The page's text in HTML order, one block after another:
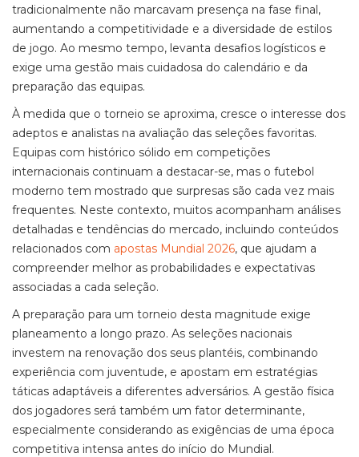
tradicionalmente não marcavam presença na fase final,
aumentando a competitividade e a diversidade de estilos
de jogo. Ao mesmo tempo, levanta desafios logísticos e
exige uma gestão mais cuidadosa do calendário e da
preparação das equipas.
À medida que o torneio se aproxima, cresce o interesse dos
adeptos e analistas na avaliação das seleções favoritas.
Equipas com histórico sólido em competições
internacionais continuam a destacar-se, mas o futebol
moderno tem mostrado que surpresas são cada vez mais
frequentes. Neste contexto, muitos acompanham análises
detalhadas e tendências do mercado, incluindo conteúdos
relacionados com apostas Mundial 2026, que ajudam a
compreender melhor as probabilidades e expectativas
associadas a cada seleção.
A preparação para um torneio desta magnitude exige
planeamento a longo prazo. As seleções nacionais
investem na renovação dos seus plantéis, combinando
experiência com juventude, e apostam em estratégias
táticas adaptáveis a diferentes adversários. A gestão física
dos jogadores será também um fator determinante,
especialmente considerando as exigências de uma época
competitiva intensa antes do início do Mundial.